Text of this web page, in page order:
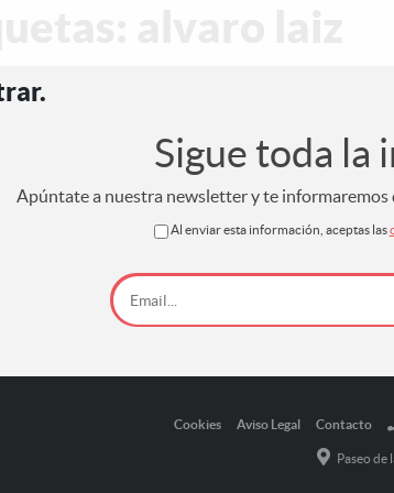
alvaro laiz
Sigue toda la
Apúntate a nuestra newsletter y te informaremos
Al enviar esta información, aceptas las
Cookies Aviso Legal Contacto
Paseo de